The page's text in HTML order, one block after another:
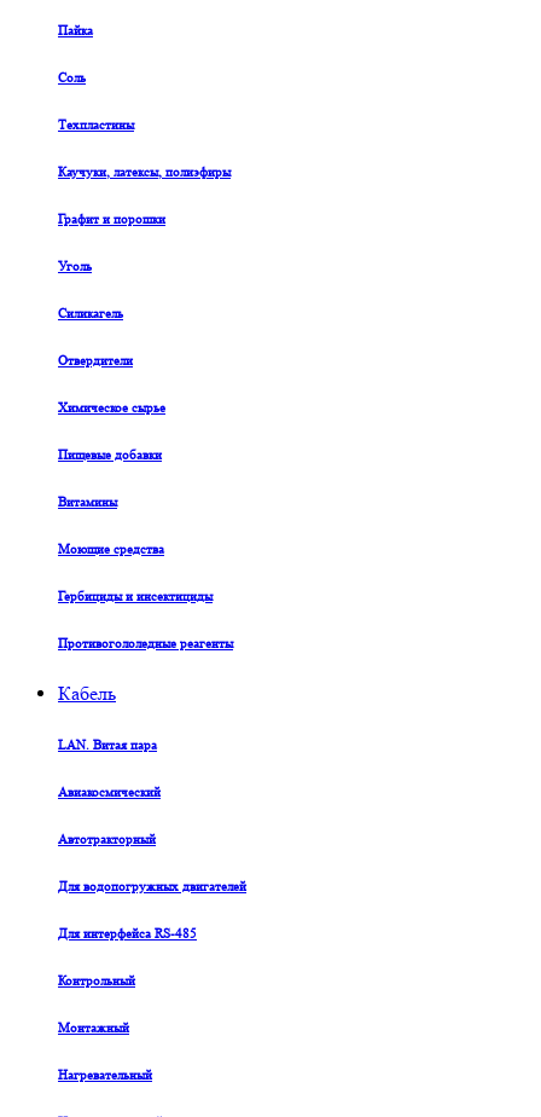
Пайка
Соль
Техпластины
Каучуки, латексы, полиэфиры
Графит и порошки
Уголь
Силикагель
Отвердители
Химическое сырье
Пищевые добавки
Витамины
Моющие средства
Гербициды и инсектициды
Противогололедные реагенты
Кабель
LAN. Витая пара
Авиакосмический
Автотракторный
Для водопогружных двигателей
Для интерфейса RS-485
Контрольный
Монтажный
Нагревательный